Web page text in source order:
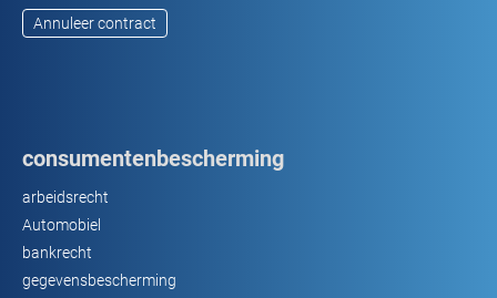
Annuleer contract
consumentenbescherming
arbeidsrecht
Automobiel
bankrecht
gegevensbescherming